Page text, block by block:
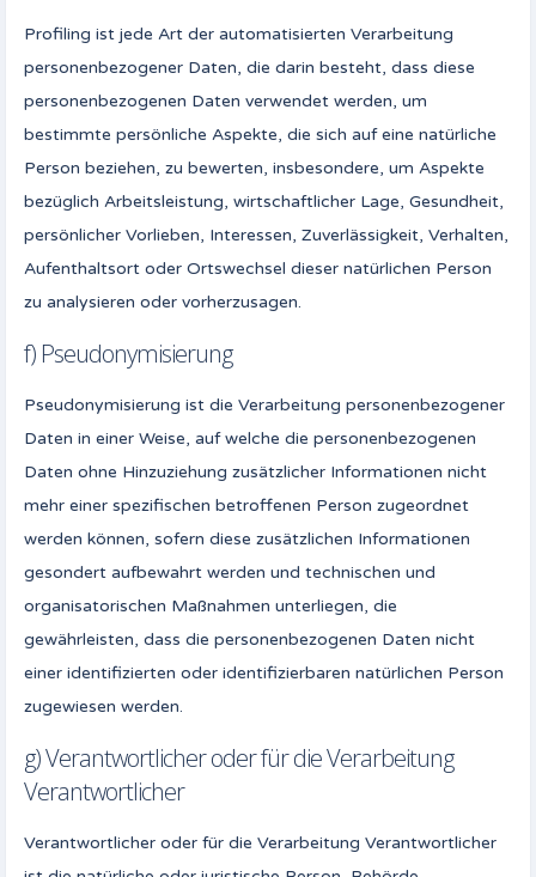
Profiling ist jede Art der automatisierten Verarbeitung
personenbezogener Daten, die darin besteht, dass diese
personenbezogenen Daten verwendet werden, um
bestimmte persönliche Aspekte, die sich auf eine natürliche
Person beziehen, zu bewerten, insbesondere, um Aspekte
bezüglich Arbeitsleistung, wirtschaftlicher Lage, Gesundheit,
persönlicher Vorlieben, Interessen, Zuverlässigkeit, Verhalten,
Aufenthaltsort oder Ortswechsel dieser natürlichen Person
zu analysieren oder vorherzusagen.
f) Pseudonymisierung
Pseudonymisierung ist die Verarbeitung personenbezogener
Daten in einer Weise, auf welche die personenbezogenen
Daten ohne Hinzuziehung zusätzlicher Informationen nicht
mehr einer spezifischen betroffenen Person zugeordnet
werden können, sofern diese zusätzlichen Informationen
gesondert aufbewahrt werden und technischen und
organisatorischen Maßnahmen unterliegen, die
gewährleisten, dass die personenbezogenen Daten nicht
einer identifizierten oder identifizierbaren natürlichen Person
zugewiesen werden.
g) Verantwortlicher oder für die Verarbeitung
Verantwortlicher
Verantwortlicher oder für die Verarbeitung Verantwortlicher